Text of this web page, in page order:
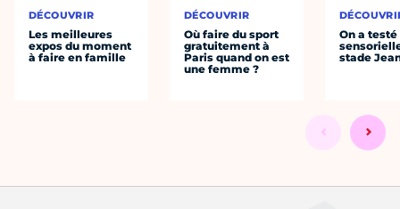
DÉCOUVRIR
Les meilleures
expos du moment
à faire en famille
DÉCOUVRIR
Où faire du sport
gratuitement à
Paris quand on est
une femme ?
On a
stade